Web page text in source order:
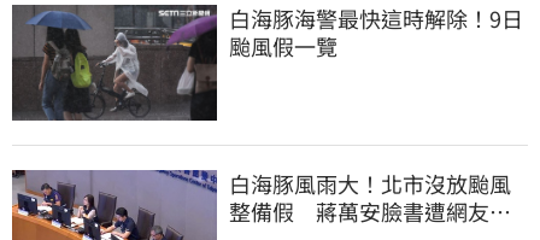
白海豚海警最快這時解除！9日
颱風假一覽
白海豚風雨大！北市沒放颱風
整備假 蔣萬安臉書遭網友灌